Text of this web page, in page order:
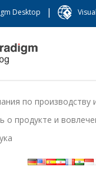
Desktop |
по производству
о продукте и